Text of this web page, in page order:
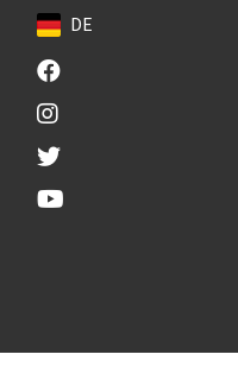
DE